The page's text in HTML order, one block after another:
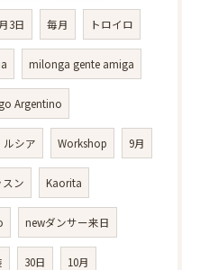
3日 毎月 トロイロ
milonga gente amiga
Argentino
シア Workshop 9月
ン Kaorita
newダンサー来日
30日 10月